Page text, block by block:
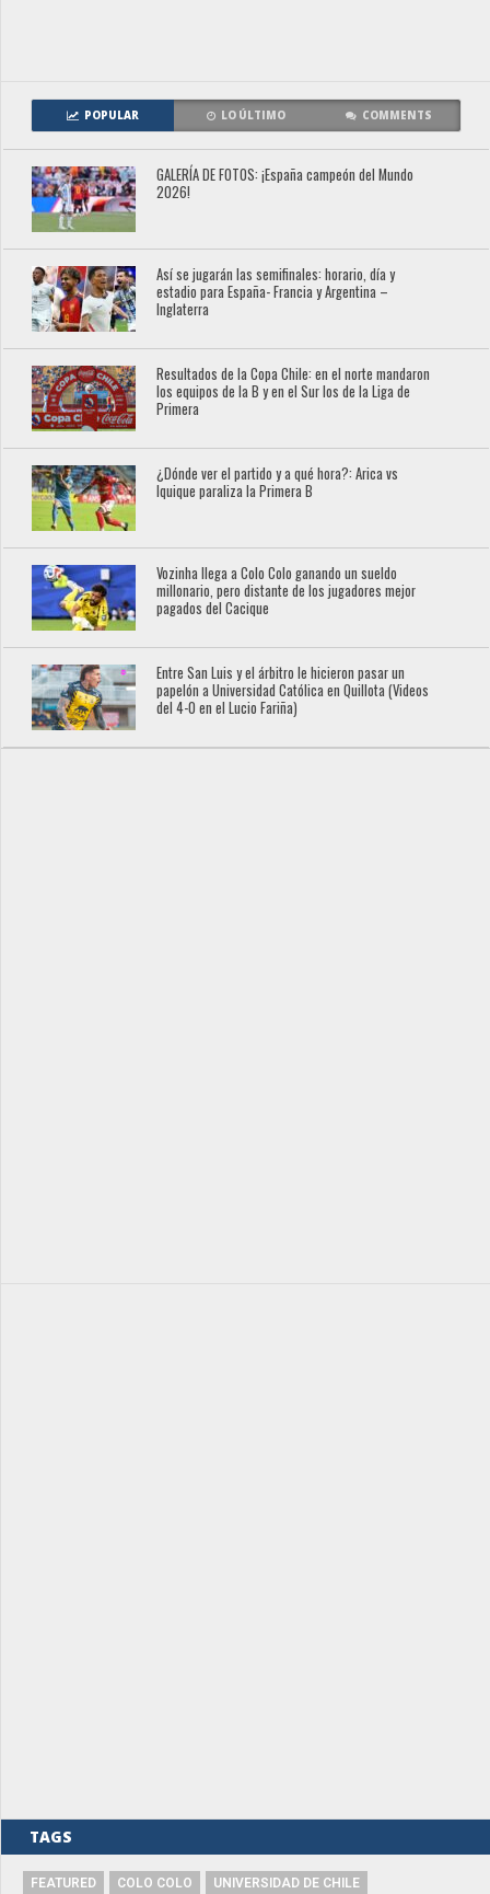
POPULAR LO ÚLTIMO COMMENTS
GALERÍA DE FOTOS: ¡España campeón del Mundo
2026!
Así se jugarán las semifinales: horario, día y
estadio para España- Francia y Argentina –
Inglaterra
Resultados de la Copa Chile: en el norte mandaron
los equipos de la B y en el Sur los de la Liga de
Primera
¿Dónde ver el partido y a qué hora?: Arica vs
Iquique paraliza la Primera B
Vozinha llega a Colo Colo ganando un sueldo
millonario, pero distante de los jugadores mejor
pagados del Cacique
Entre San Luis y el árbitro le hicieron pasar un
papelón a Universidad Católica en Quillota (Videos
del 4-0 en el Lucio Fariña)
TAGS
FEATURED COLO COLO
UNIVERSIDAD DE CHILE